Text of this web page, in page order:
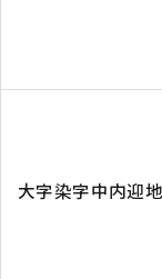
大字染字中内迎